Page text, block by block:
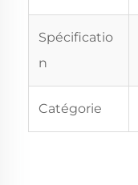
Spécificatio
n
Catégorie